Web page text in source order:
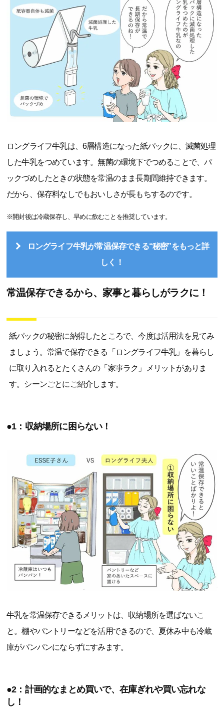
ロングライフ牛乳は、6層構造になった紙パックに、滅菌処理
した牛乳をつめています。無菌の環境下でつめることで、パ
ックづめしたときの状態を常温のまま長期間維持できます。
だから、保存料なしでもおいしさが長もちするのです。
※開封後は冷蔵保存し、早めに飲むことを推奨しています。
ロングライフ牛乳が常温保存できる“秘密”をもっと詳
しく！
常温保存できるから、家事と暮らしがラクに！
紙パックの秘密に納得したところで、今度は活用法を見てみ
ましょう。常温で保存できる「ロングライフ牛乳」を暮らし
に取り入れるとたくさんの「家事ラク」メリットがありま
す。シーンごとにご紹介します。
●1：収納場所に困らない！
牛乳を常温保存できるメリットは、収納場所を選ばないこ
と。棚やパントリーなどを活用できるので、夏休み中も冷蔵
庫がパンパンにならずにすみます。
●2：計画的なまとめ買いで、在庫ぎれや買い忘れな
し！